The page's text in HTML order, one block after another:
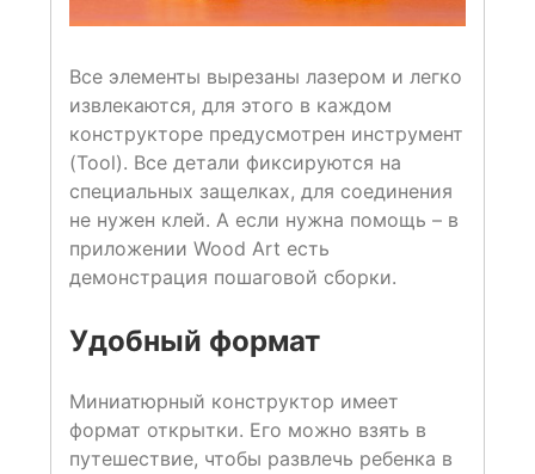
Все элементы вырезаны лазером и легко
извлекаются, для этого в каждом
конструкторе предусмотрен инструмент
(Tool). Все детали фиксируются на
специальных защелках, для соединения
не нужен клей. А если нужна помощь – в
приложении Wood Art есть
демонстрация пошаговой сборки.
Удобный формат
Миниатюрный конструктор имеет
формат открытки. Его можно взять в
путешествие, чтобы развлечь ребенка в